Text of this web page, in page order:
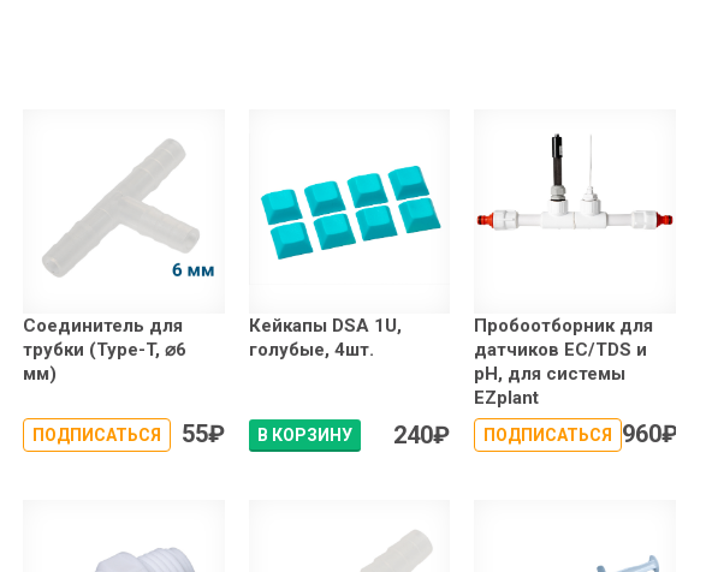
Соединитель для
трубки (Type-T, ⌀6
мм)
ПОДПИСАТЬСЯ 55₽
Кейкапы DSA 1U,
голубые, 4шт.
В КОРЗИНУ 240₽
Пробоотборник для
датчиков EC/TDS и
pH, для системы
EZplant
ПОДПИСАТЬСЯ 960₽